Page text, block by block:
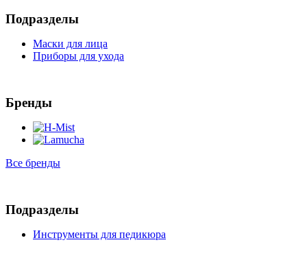
Подразделы
Маски для лица
Приборы для ухода
Бренды
Все бренды
Подразделы
Инструменты для педикюра